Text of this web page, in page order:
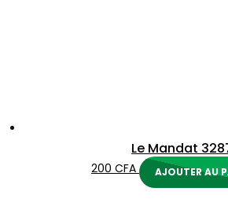
Le Mandat
200 CFA AJOUTER AU